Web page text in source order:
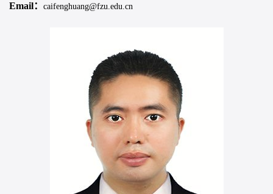
Email： caifenghuang@fzu.edu.cn